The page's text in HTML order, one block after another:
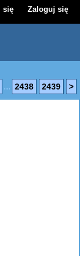
się Zaloguj się
... 2438 2439 >